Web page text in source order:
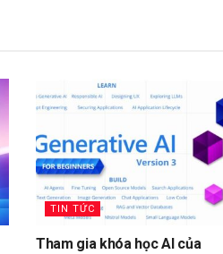
TIN TỨC
Tham gia khóa học AI của